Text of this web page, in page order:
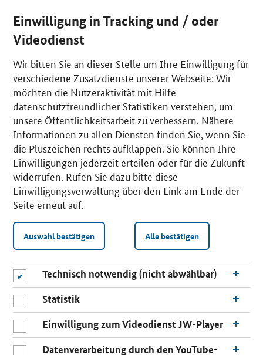
Einwilligung in Tracking und / oder
Videodienst
Wir bitten Sie an dieser Stelle um Ihre Einwilligung für
verschiedene Zusatzdienste unserer Webseite: Wir
möchten die Nutzeraktivität mit Hilfe
datenschutzfreundlicher Statistiken verstehen, um
unsere Öffentlichkeitsarbeit zu verbessern. Nähere
Informationen zu allen Diensten finden Sie, wenn Sie
die Pluszeichen rechts aufklappen. Sie können Ihre
Einwilligungen jederzeit erteilen oder für die Zukunft
widerrufen. Rufen Sie dazu bitte diese
Einwilligungsverwaltung über den Link am Ende der
Seite erneut auf.
Auswahl bestätigen Alle bestätigen
Technisch notwendig (nicht abwählbar)
Statistik
Einwilligung zum Videodienst JW-Player
Datenverarbeitung durch den YouTube-